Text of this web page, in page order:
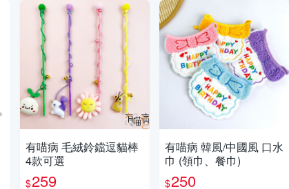
有喵病 毛絨鈴鐺逗貓棒
4款可選
$259
有喵病 韓風/中國風 口水
巾 (領巾、餐巾)
$250